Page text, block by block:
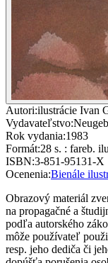
Autori:ilustrácie Ivan
Vydavateľstvo:
Rok vydania:1983
Formát:28 s. : fareb.
ISBN:3-851-95131-X
Ocenenia:Bienále
Obrazový materiál
na propagačné a
podľa autorského
môže používateľ
resp. jeho dediča či